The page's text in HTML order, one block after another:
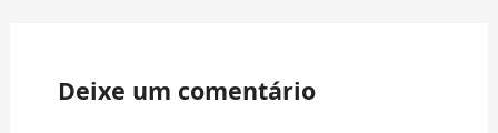
Deixe um comentário